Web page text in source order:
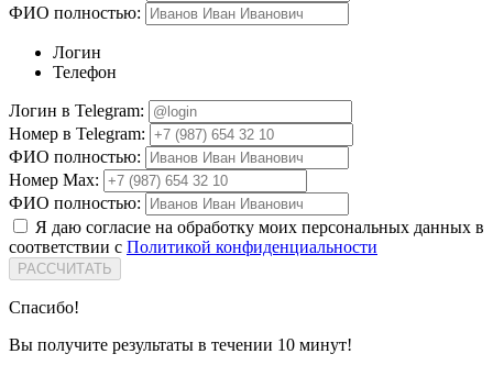
ФИО полностью:
Логин
Телефон
Логин в Telegram:
Номер в Telegram:
ФИО полностью:
Номер Max:
ФИО полностью:
Я даю согласие на обработку моих персональных данных в
соответствии с Политикой конфиденциальности
РАССЧИТАТЬ
Спасибо!
Вы получите результаты в течении 10 минут!